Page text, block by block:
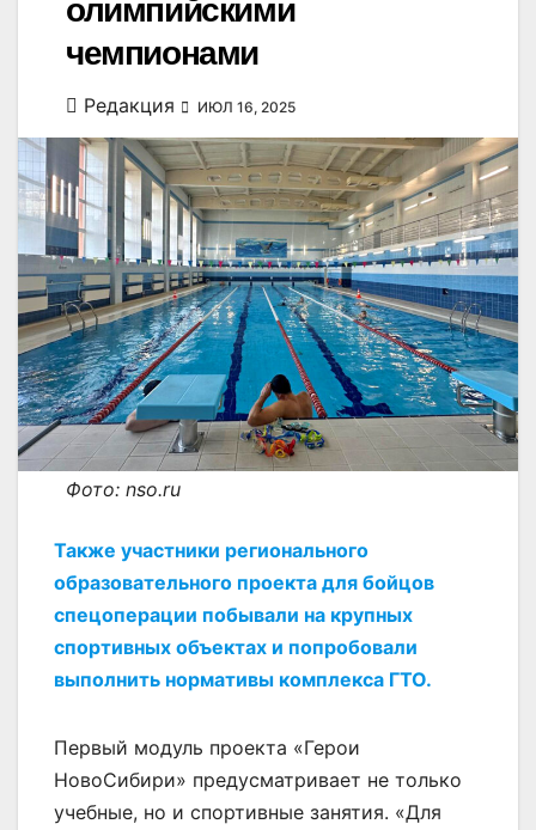
олимпийскими
чемпионами
Редакция ИЮЛ 16, 2025
Фото: nso.ru
Также участники регионального
образовательного проекта для бойцов
спецоперации побывали на крупных
спортивных объектах и попробовали
выполнить нормативы комплекса ГТО.
Первый модуль проекта «Герои
НовоСибири» предусматривает не только
учебные, но и спортивные занятия. «Для